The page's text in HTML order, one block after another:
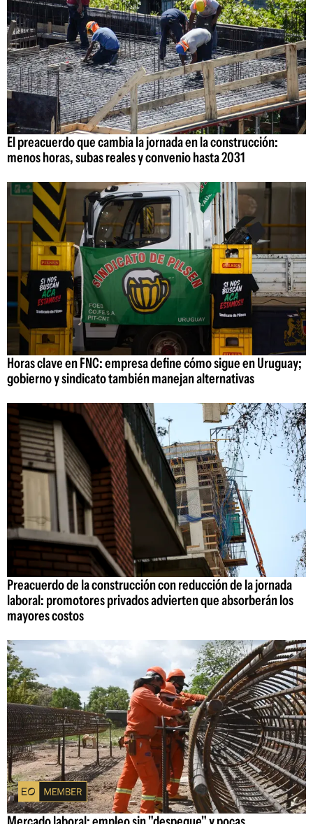
El preacuerdo que cambia la jornada en la construcción:
menos horas, subas reales y convenio hasta 2031
Horas clave en FNC: empresa define cómo sigue en Uruguay;
gobierno y sindicato también manejan alternativas
Preacuerdo de la construcción con reducción de la jornada
laboral: promotores privados advierten que absorberán los
mayores costos